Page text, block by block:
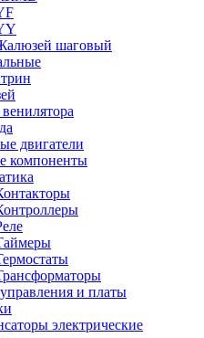
шаговый
двигатели
компоненты
и платы
электрические